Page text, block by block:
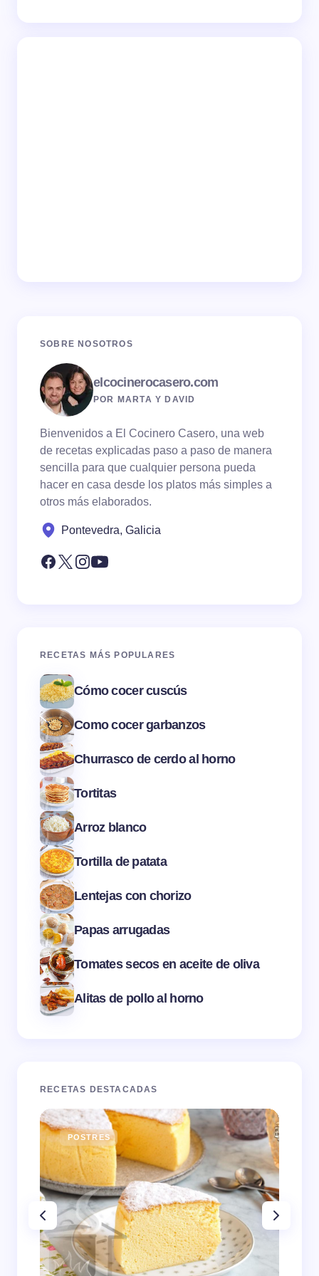
SOBRE NOSOTROS
elcocinerocasero.com
POR MARTA Y DAVID
Bienvenidos a El Cocinero Casero, una web
de recetas explicadas paso a paso de manera
sencilla para que cualquier persona pueda
hacer en casa desde los platos más simples a
otros más elaborados.
Pontevedra, Galicia
RECETAS MÁS POPULARES
Cómo cocer cuscús
Como cocer garbanzos
Churrasco de cerdo al horno
Tortitas
Arroz blanco
Tortilla de patata
Lentejas con chorizo
Papas arrugadas
Tomates secos en aceite de oliva
Alitas de pollo al horno
RECETAS DESTACADAS
POSTRES